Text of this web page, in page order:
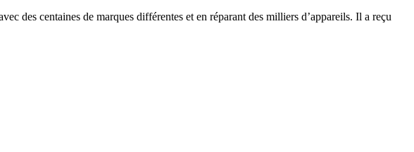
des centaines de marques différentes et en réparant des milliers d’appareils. Il a reçu